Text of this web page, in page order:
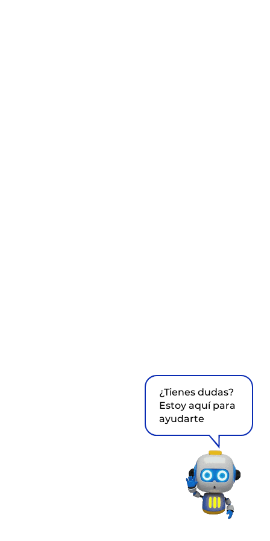
¿Tienes dudas?
Estoy aquí para
ayudarte